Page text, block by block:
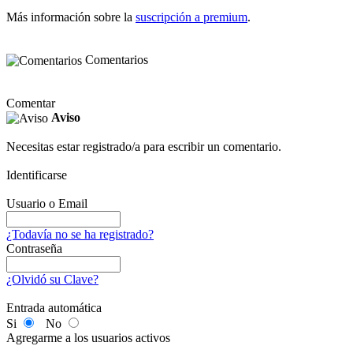
Más información sobre la suscripción a premium.
Comentarios
Comentar
Aviso
Necesitas estar registrado/a para escribir un comentario.
Identificarse
Usuario o Email
¿Todavía no se ha registrado?
Contraseña
¿Olvidó su Clave?
Entrada automática
Si
No
Agregarme a los usuarios activos